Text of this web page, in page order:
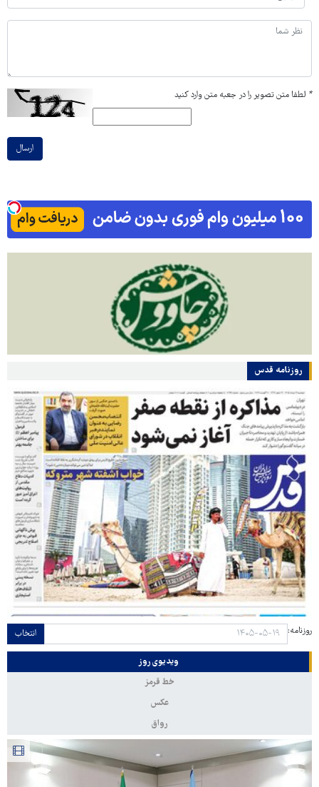
* لطفا متن تصویر را در جعبه متن وارد کنید
ارسال
روزنامه قدس
روزنامه: انتخاب
ویدیوی روز
خط قرمز
عکس
رواق